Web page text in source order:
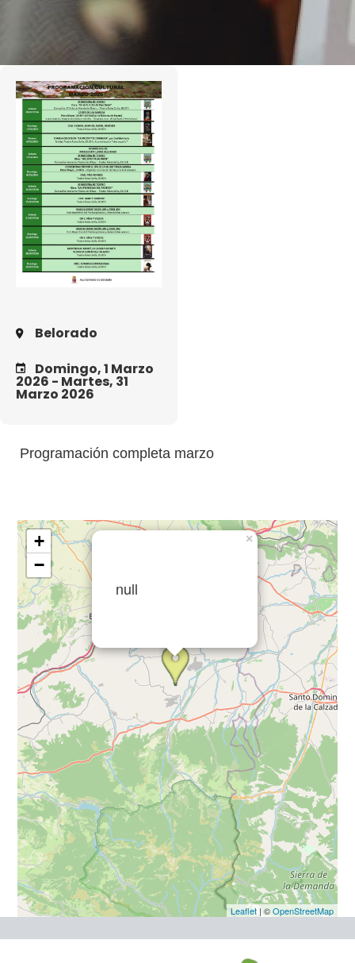
Belorado
Domingo, 1 Marzo
2026 - Martes, 31
Marzo 2026
Programación completa marzo
null
×
+
−
Leaflet| ©OpenStreetMap